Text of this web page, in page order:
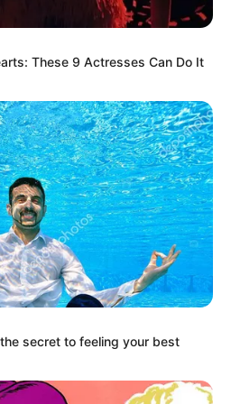
evoluciona positivamente tras
blanco.
These 9 Actresses Can Do It
secret to feeling your best